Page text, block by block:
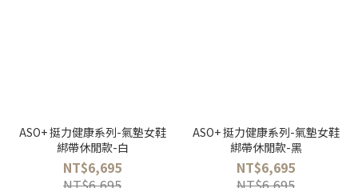
ASO+ 挺力健康系列-氣墊女鞋
綁帶休閒款-白
NT$6,695
ASO+ 挺力健康系列-氣墊女鞋
綁帶休閒款-黑
NT$6,695